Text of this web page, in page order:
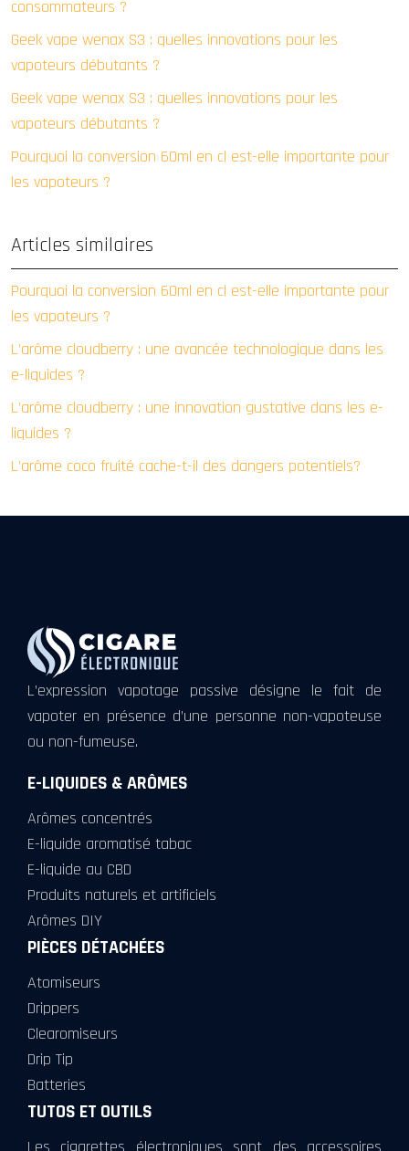
consommateurs ?
Geek vape wenax S3 : quelles innovations pour les
vapoteurs débutants ?
Geek vape wenax S3 : quelles innovations pour les
vapoteurs débutants ?
Pourquoi la conversion 60ml en cl est-elle importante pour
les vapoteurs ?
Articles similaires
Pourquoi la conversion 60ml en cl est-elle importante pour
les vapoteurs ?
L’arôme cloudberry : une avancée technologique dans les
e-liquides ?
L’arôme cloudberry : une innovation gustative dans les e-
liquides ?
L’arôme coco fruité cache-t-il des dangers potentiels?
L’expression vapotage passive désigne le fait de
vapoter en présence d’une personne non-vapoteuse
ou non-fumeuse.
E-LIQUIDES & ARÔMES
Arômes concentrés
E-liquide aromatisé tabac
E-liquide au CBD
Produits naturels et artificiels
Arômes DIY
PIÈCES DÉTACHÉES
Atomiseurs
Drippers
Clearomiseurs
Drip Tip
Batteries
TUTOS ET OUTILS